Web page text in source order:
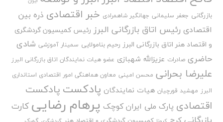
بازرگانی جعفر سلیمانی جهانگیر شاهمرادی خبر اقتصادی ذره بین
اقتصادی رئیس اتاق بازرگانی البرز رئیس کمیسیون گردشگری
و اقتصاد هنر اتاق بازرگانی البرز رحیم بنامولایی سمینار آموزشی شادی
حاضری صادرات عزیزالله شهبازی عضو هیات نمایندگان اتاق بازرگانی البرز
علیرضا بحرانی محسن امینی معاون هماهنگی امور اقتصادی استانداری
البرز مهشید قورچیان هیات نمایندگان پادکست پادکست
اقتصادی پارک ملی ایران کوچک پرهام رضایی کارت